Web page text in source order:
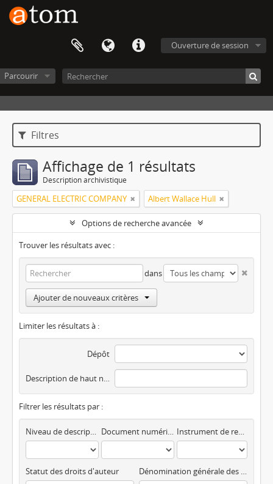
Ouverture de session
Parcourir
Filtres
Affichage de 1 résultats
Description archivistique
GENERAL ELECTRIC COMPANY Albert Wallace Hull
Options de recherche avancée
Trouver les résultats avec :
dans
Ajouter de nouveaux critères
Limiter les résultats à :
Dépôt
Description de haut niveau
Filtrer les résultats par :
Niveau de description Document numérique disponible Instrument de recherche
Statut des droits d'auteur Dénomination générale des documents